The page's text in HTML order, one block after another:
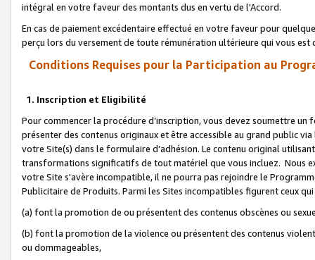
intégral en votre faveur des montants dus en vertu de l'Accord.
En cas de paiement excédentaire effectué en votre faveur pour
perçu lors du versement de toute rémunération ultérieure qui vous est
Conditions Requises pour la Participation au
1. Inscription et Eligibilité
Pour commencer la procédure d’inscription, vous devez soumettre
présenter des contenus originaux et être accessible au grand public
votre Site(s) dans le formulaire d’adhésion. Le contenu original
transformations significatifs de tout matériel que vous incluez. Nous
votre Site s'avère incompatible, il ne pourra pas rejoindre le
Publicitaire de Produits. Parmi les Sites incompatibles figurent ceux
(a) font la promotion de ou présentent des contenus obscènes ou
(b) font la promotion de la violence ou présentent des contenus
ou dommageables,